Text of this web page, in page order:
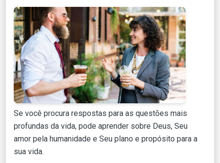
Se você procura respostas para as questões mais
profundas da vida, pode aprender sobre Deus, Seu
amor pela humanidade e Seu plano e propósito para a
sua vida.